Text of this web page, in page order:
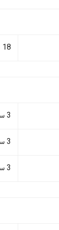
18 بوصة
3 سنوات/100,000 كم
3 سنوات/100,000 كم
3 سنوات/100,000 كم